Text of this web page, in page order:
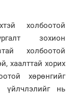
холбоотой
зохион
холбоотой
хаалттай хорих
хөрөнгийг
үйлчлэлийг нь